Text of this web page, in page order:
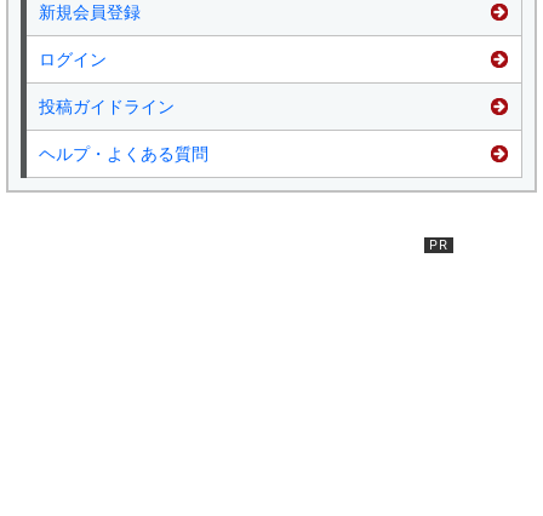
新規会員登録
ログイン
投稿ガイドライン
ヘルプ・よくある質問